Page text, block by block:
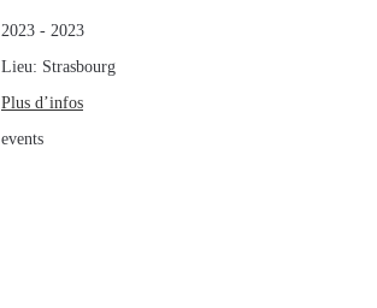
2023 - 2023
Lieu: Strasbourg
Plus d’infos
events